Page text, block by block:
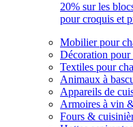
20% sur les
pour croquis et
Mobilier pour
Décoration pour
Textiles pour
Animaux à
Appareils de
Armoires à vin
Fours &